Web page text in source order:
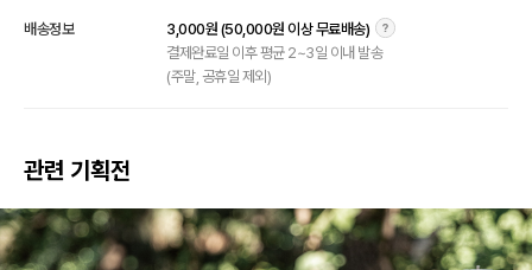
배송정보
3,000원 (50,000원 이상 무료배송)
결제완료일 이후 평균 2~3일 이내 발송
(주말, 공휴일 제외)
관련 기획전